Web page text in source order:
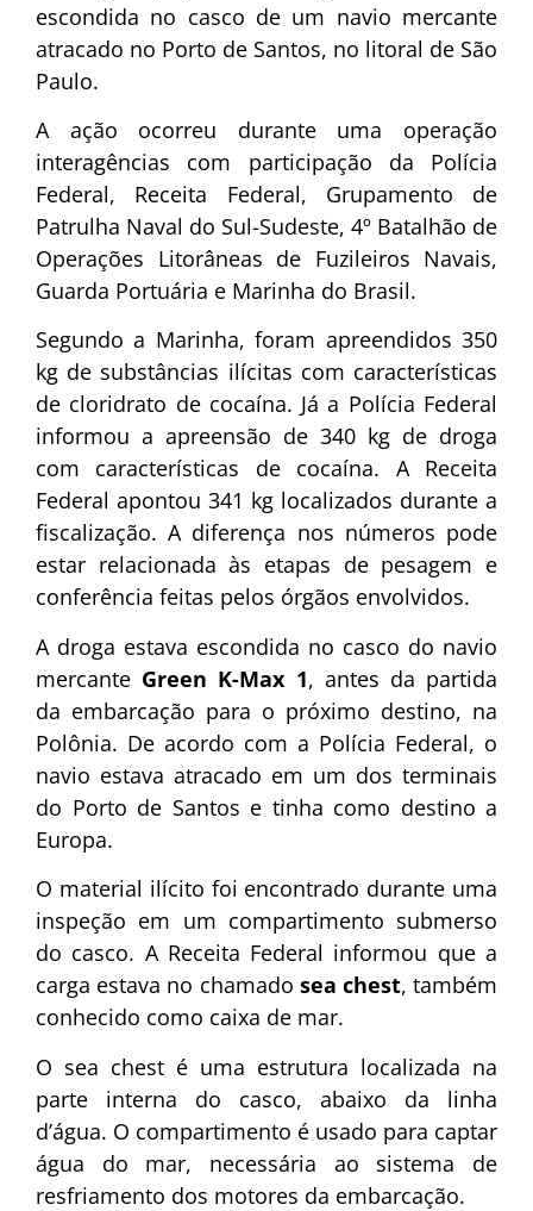
escondida no casco de um navio mercante
atracado no Porto de Santos, no litoral de São
Paulo.
A ação ocorreu durante uma operação
interagências com participação da Polícia
Federal, Receita Federal, Grupamento de
Patrulha Naval do Sul-Sudeste, 4º Batalhão de
Operações Litorâneas de Fuzileiros Navais,
Guarda Portuária e Marinha do Brasil.
Segundo a Marinha, foram apreendidos 350
kg de substâncias ilícitas com características
de cloridrato de cocaína. Já a Polícia Federal
informou a apreensão de 340 kg de droga
com características de cocaína. A Receita
Federal apontou 341 kg localizados durante a
fiscalização. A diferença nos números pode
estar relacionada às etapas de pesagem e
conferência feitas pelos órgãos envolvidos.
A droga estava escondida no casco do navio
mercante Green K-Max 1, antes da partida
da embarcação para o próximo destino, na
Polônia. De acordo com a Polícia Federal, o
navio estava atracado em um dos terminais
do Porto de Santos e tinha como destino a
Europa.
O material ilícito foi encontrado durante uma
inspeção em um compartimento submerso
do casco. A Receita Federal informou que a
carga estava no chamado sea chest, também
conhecido como caixa de mar.
O sea chest é uma estrutura localizada na
parte interna do casco, abaixo da linha
d’água. O compartimento é usado para captar
água do mar, necessária ao sistema de
resfriamento dos motores da embarcação.